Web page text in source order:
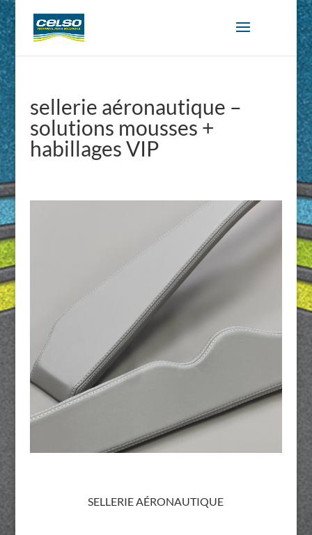
sellerie aéronautique –
solutions mousses +
habillages VIP
SELLERIE AÉRONAUTIQUE